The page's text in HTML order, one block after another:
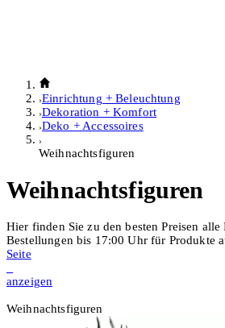
Einrichtung + Beleuchtung
Dekoration + Komfort
Deko + Accessoires
Weihnachtsfiguren
Weihnachtsfiguren
Hier finden Sie zu den besten Preisen
Bestellungen bis 17:00 Uhr für Produkte
Seite
anzeigen
Weihnachtsfiguren